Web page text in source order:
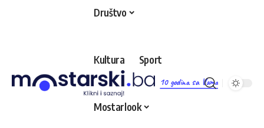
10 godina sa Vama
Društvo
Kultura Sport
Mostarlook